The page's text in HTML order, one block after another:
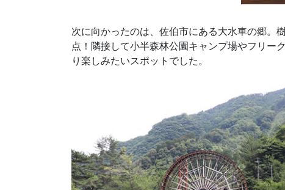
次に向かったのは、佐伯市にある大水車の郷。
点！隣接して小半森林公園キャンプ場やフリー
り楽しみたいスポットでした。